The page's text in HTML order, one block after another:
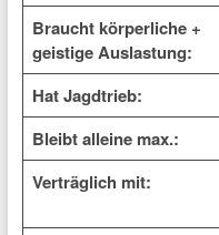
Braucht körperliche +
geistige Auslastung:
Hat Jagdtrieb:
Bleibt alleine max.:
Verträglich mit: